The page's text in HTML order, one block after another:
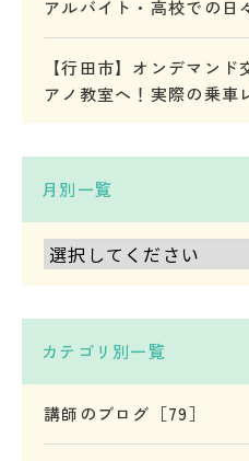
アルバイト・高校での日
【行田市】オンデマン
アノ教室へ！実際の乗車
月別一覧
カテゴリ別一覧
講師のブログ［79］